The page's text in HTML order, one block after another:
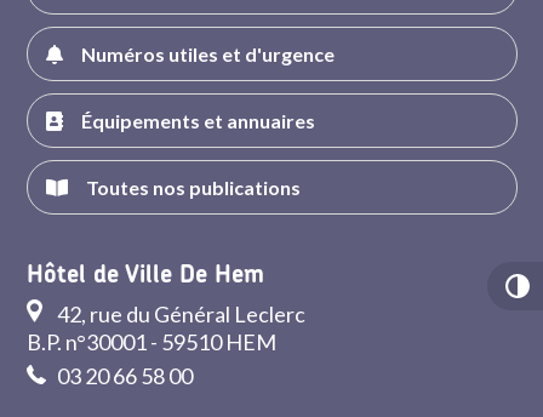
Numéros utiles et d'urgence
Équipements et annuaires
Toutes nos publications
Hôtel de Ville De Hem
42, rue du Général Leclerc
B.P. n°30001 - 59510 HEM
03 20 66 58 00